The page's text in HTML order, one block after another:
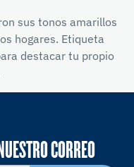
sus tonos amarillos
hogares. Etiqueta
destacar tu propio
CORREO